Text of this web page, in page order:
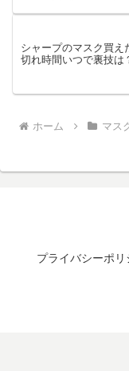
シャープのマスク買え
切れ時間いつで裏技は
ホーム マス
プライバシーポリ